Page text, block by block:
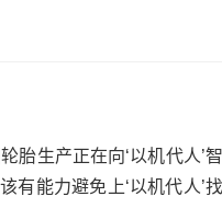
生产正在向‘以机代人’智
有能力避免上‘以机代人’找